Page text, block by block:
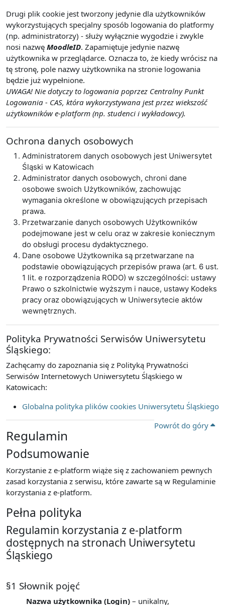
Drugi plik cookie jest tworzony jedynie dla użytkowników
wykorzystujących specjalny sposób logowania do platformy
(np. administratorzy) - służy wyłącznie wygodzie i zwykle
nosi nazwę MoodleID. Zapamiętuje jedynie nazwę
użytkownika w przeglądarce. Oznacza to, że kiedy wrócisz na
tę stronę, pole nazwy użytkownika na stronie logowania
będzie już wypełnione.
UWAGA! Nie dotyczy to logowania poprzez Centralny Punkt
Logowania - CAS, która wykorzystywana jest przez wiekszość
użytkowników e-platform (np. studenci i wykładowcy).
Ochrona danych osobowych
Administratorem danych osobowych jest Uniwersytet
Śląski w Katowicach
Administrator danych osobowych, chroni dane
osobowe swoich Użytkowników, zachowując
wymagania określone w obowiązujących przepisach
prawa.
Przetwarzanie danych osobowych Użytkowników
podejmowane jest w celu oraz w zakresie koniecznym
do obsługi procesu dydaktycznego.
Dane osobowe Użytkownika są przetwarzane na
podstawie obowiązujących przepisów prawa (art. 6 ust.
1 lit. e rozporządzenia RODO) w szczególności: ustawy
Prawo o szkolnictwie wyższym i nauce, ustawy Kodeks
pracy oraz obowiązujących w Uniwersytecie aktów
wewnętrznych.
Polityka Prywatności Serwisów Uniwersytetu
Śląskiego:
Zachęcamy do zapoznania się z Polityką Prywatności
Serwisów Internetowych Uniwersytetu Śląskiego w
Katowicach:
Globalna polityka plików cookies Uniwersytetu Śląskiego
Powrót do góry
Regulamin
Podsumowanie
Korzystanie z e-platform wiąże się z zachowaniem pewnych
zasad korzystania z serwisu, które zawarte są w Regulaminie
korzystania z e-platform.
Pełna polityka
Regulamin korzystania z e-platform
dostępnych na stronach Uniwersytetu
Śląskiego
§1 Słownik pojęć
Nazwa użytkownika (Login) – unikalny,